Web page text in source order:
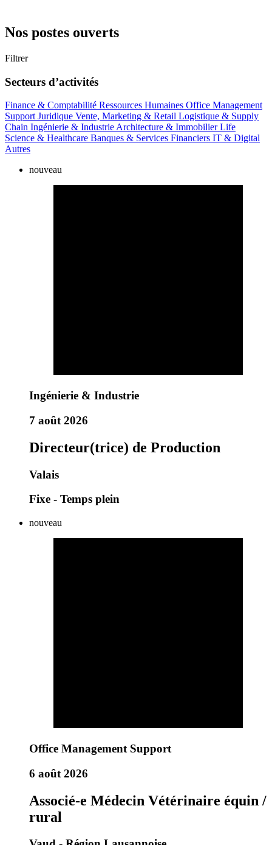
Nos postes ouverts
Filtrer
Secteurs d’activités
Finance & Comptabilité Ressources Humaines Office Management
SupportJuridique Vente, Marketing & Retail Logistique & Supply
Chain Ingénierie & IndustrieArchitecture & ImmobilierLife
Science & Healthcare Banques & Services Financiers IT & Digital
Autres
nouveau
Ingénierie & Industrie
7 août 2026
Directeur(trice) de Production
Valais
Fixe - Temps plein
nouveau
Office Management Support
6 août 2026
Associé-e Médecin Vétérinaire équin /
rural